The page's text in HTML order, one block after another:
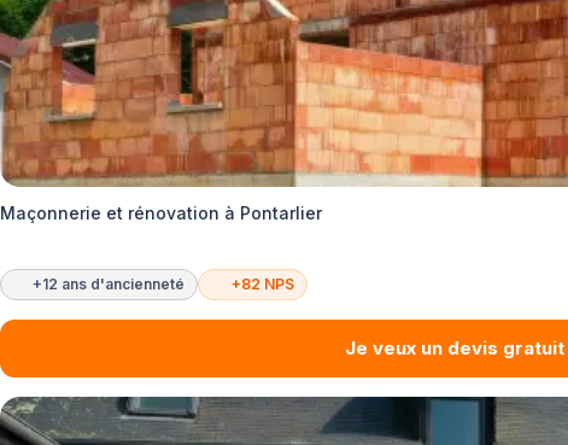
Maçonnerie et rénovation à Pontarlier
+12 ans d'ancienneté +82 NPS
Je veux un devis gratuit